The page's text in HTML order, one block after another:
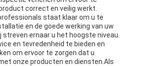
correct en veilig werkt.
staat klaar om u te
en de goede werking van uw
streven ernaar u het hoogste niveau
en tevredenheid te bieden en
om ervoor te zorgen dat u
onze producten en diensten.Als